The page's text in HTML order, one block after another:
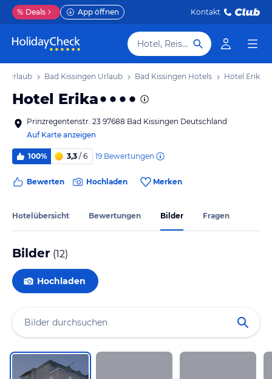
% Deals App öffnen Kontakt
Hotel, Reiseziel
Urlaub Bad Kissingen Urlaub Bad Kissingen Hotels Hotel Erika
Hotel Erika
Prinzregentenstr. 23 97688 Bad Kissingen Deutschland
Auf Karte anzeigen
100% 3,3 / 6 19 Bewertungen
Bewerten Hochladen Merken
Hotelübersicht Bewertungen Bilder Fragen
Bilder (12)
Hochladen